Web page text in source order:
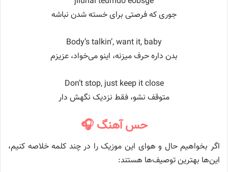
جوری که فرصتی برای خسته شدن نباشه
Body’s talkin’, want it, baby
بدن داره حرف میزنه، اینو می‌خواد، عزیزم
Don’t stop, just keep it close
متوقف نشو، فقط نزدیک نگهش دار
حس آهنگ 🎧
اگر بخواهیم حال و هوای این موزیک را در چند کلمه خلاصه کنیم،
این‌ها بهترین توصیف‌ها هستند: